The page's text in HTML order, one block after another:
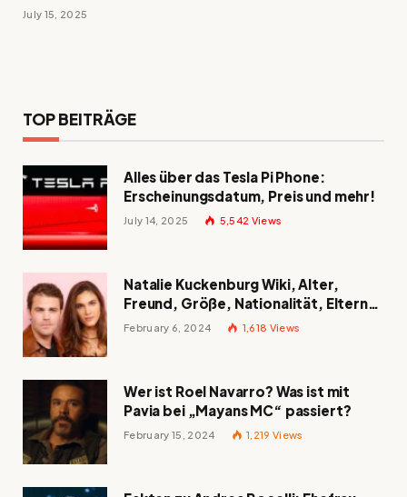
July 15, 2025
TOP BEITRÄGE
Alles über das Tesla Pi Phone:
Erscheinungsdatum, Preis und mehr!
July 14, 2025 5,542 Views
Natalie Kuckenburg Wiki, Alter,
Freund, Größe, Nationalität, Eltern
und mehr
February 6, 2024 1,618 Views
Wer ist Roel Navarro? Was ist mit
Pavia bei „Mayans MC“ passiert?
February 15, 2024 1,219 Views